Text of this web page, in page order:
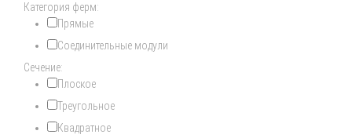
Категория ферм:
Прямые
Соединительные модули
Сечение:
Плоское
Треугольное
Квадратное